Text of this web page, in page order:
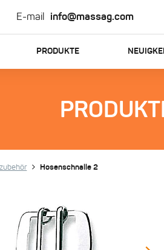
E-mail info@massag.com
PRODUKTE
Hosenschnalle 2